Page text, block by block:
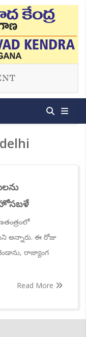
హోసబళే
అన్నారు. ఈ రోజు
రాజ్యాంగ
Read More